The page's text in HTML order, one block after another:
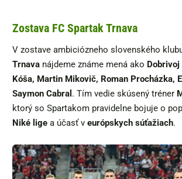
Zostava FC Spartak Trnava
V zostave ambiciózneho slovenského
Trnava nájdeme známe mená ako Dobrivoj
Kóša, Martin Mikovič, Roman Procházka,
Saymon Cabral . Tím vedie skúsený tréner
ktorý so Spartakom pravidelne bojuje o
Niké lige a účasť v európskych súťažiach.